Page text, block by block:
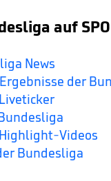
auf
News
der
Videos
Bundesliga